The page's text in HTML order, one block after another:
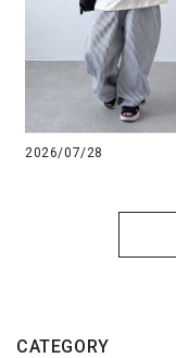
2026/07/28
CATEGORY